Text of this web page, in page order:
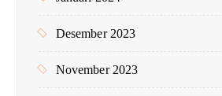
Desember 2023
November 2023